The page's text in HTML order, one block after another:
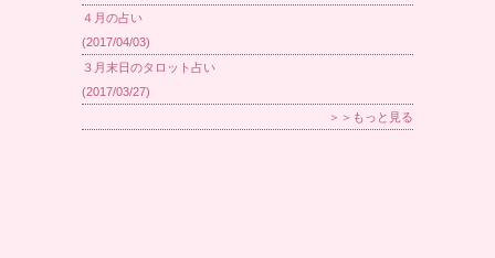
４月の占い
(2017/04/03)
３月末日のタロット占い
(2017/03/27)
＞＞もっと見る